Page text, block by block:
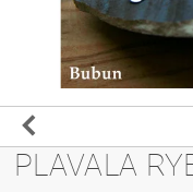
PLAVALA